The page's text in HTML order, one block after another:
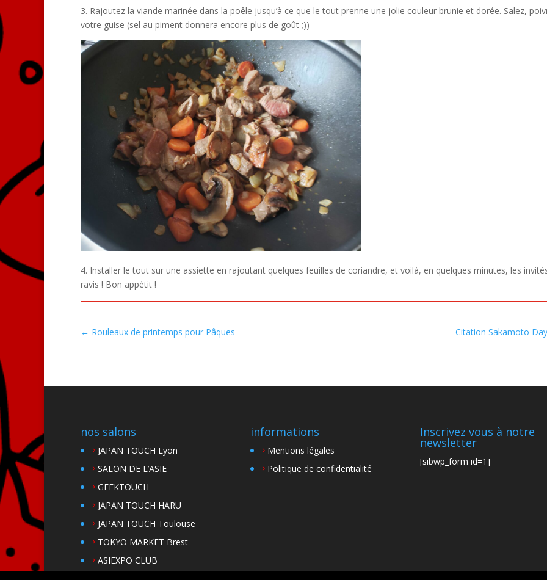
3. Rajoutez la viande marinée dans la poêle jusqu’à ce que le tout prenne une jolie couleur brunie et dorée. Salez,
votre guise (sel au piment donnera encore plus de goût ;))
4. Installer le tout sur une assiette en rajoutant quelques feuilles de coriandre, et voilà, en quelques minutes, les
ravis ! Bon appétit !
← Rouleaux de printemps pour Pâques Citation Sakamoto
nos salons
JAPAN TOUCH Lyon
SALON DE L’ASIE
GEEKTOUCH
JAPAN TOUCH HARU
JAPAN TOUCH Toulouse
TOKYO MARKET Brest
ASIEXPO CLUB
informations
Mentions légales
Politique de confidentialité
Inscrivez vous à notre
newsletter
[sibwp_form id=1]